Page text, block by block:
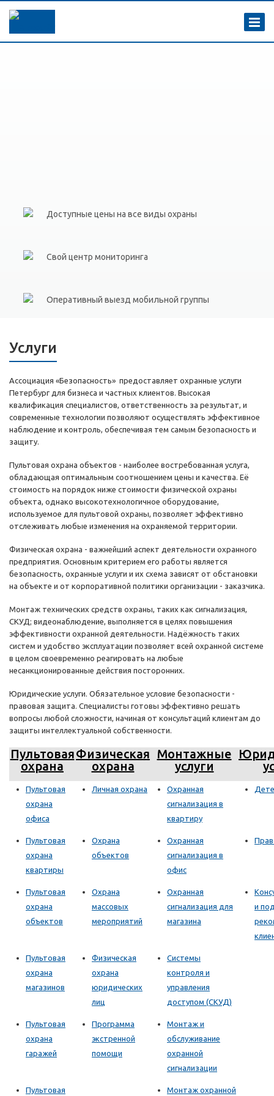
Доступные цены на все виды охраны
Свой центр мониторинга
Оперативный выезд мобильной группы
Услуги
Ассоциация «Безопасность» предоставляет охранные услуги
Петербург для бизнеса и частных клиентов. Высокая
квалификация специалистов, ответственность за результат, и
современные технологии позволяют осуществлять эффективное
наблюдение и контроль, обеспечивая тем самым безопасность и
защиту.
Пультовая охрана объектов - наиболее востребованная услуга,
обладающая оптимальным соотношением цены и качества. Её
стоимость на порядок ниже стоимости физической охраны
объекта, однако высокотехнологичное оборудование,
используемое для пультовой охраны, позволяет эффективно
отслеживать любые изменения на охраняемой территории.
Физическая охрана - важнейший аспект деятельности охранного
предприятия. Основным критерием его работы является
безопасность, охранные услуги и их схема зависят от обстановки
на объекте и от корпоративной политики организации - заказчика.
Монтаж технических средств охраны, таких как сигнализация,
СКУД; видеонаблюдение, выполняется в целях повышения
эффективности охранной деятельности. Надёжность таких
систем и удобство эксплуатации позволяет всей охранной системе
в целом своевременно реагировать на любые
несанкционированные действия посторонних.
Юридические услуги. Обязательное условие безопасности -
правовая защита. Специалисты готовы эффективно решать
вопросы любой сложности, начиная от консультаций клиентам до
защиты интеллектуальной собственности.
Пультовая
охрана
Физическая
охрана
Монтажные
услуги
Пультовая
охрана
офиса
Личная охрана
Охранная
сигнализация в
квартиру
Пультовая
охрана
квартиры
Охрана
объектов
Охранная
сигнализация в
офис
Пультовая
охрана
объектов
Охрана
массовых
мероприятий
Охранная
сигнализация для
магазина
и
Пультовая
охрана
магазинов
Физическая
охрана
юридических
лиц
Системы
контроля и
управления
доступом (СКУД)
Пультовая
охрана
гаражей
Программа
экстренной
помощи
Монтаж и
обслуживание
охранной
сигнализации
Пультовая Монтаж охранной